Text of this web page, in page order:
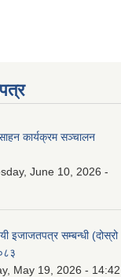
कार्यक्रम सञ्चालन
June 10, 2026 -
इजाजतपत्र सम्बन्धी (दोस्रो
May 19, 2026 - 14:42